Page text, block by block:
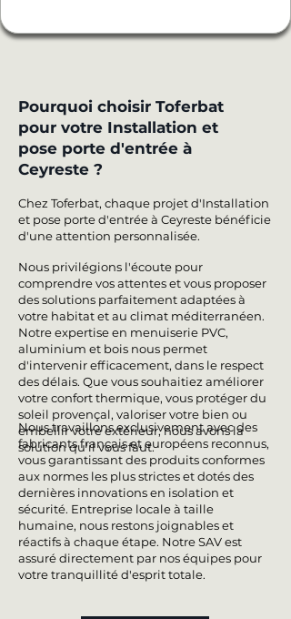
Nous travaillons exclusivement avec des
fabricants français et européens reconnus,
vous garantissant des produits conformes
aux normes les plus strictes et dotés des
dernières innovations en isolation et
sécurité. Entreprise locale à taille
humaine, nous restons joignables et
réactifs à chaque étape. Notre SAV est
assuré directement par nos équipes pour
votre tranquillité d'esprit totale.
Nous privilégions l'écoute pour
comprendre vos attentes et vous proposer
des solutions parfaitement adaptées à
votre habitat et au climat méditerranéen.
Notre expertise en menuiserie PVC,
aluminium et bois nous permet
d'intervenir efficacement, dans le respect
des délais. Que vous souhaitiez améliorer
votre confort thermique, vous protéger du
soleil provençal, valoriser votre bien ou
embellir votre extérieur, nous avons la
solution qu'il vous faut.
Pourquoi choisir Toferbat
pour votre Installation et
pose porte d'entrée à
Ceyreste ?
Chez Toferbat, chaque projet d'Installation
et pose porte d'entrée à Ceyreste bénéficie
d'une attention personnalisée.